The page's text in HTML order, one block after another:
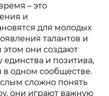
– это
и
для молодых
талантов и
этом они создают
и позитива,
одном сообществе.
сложно понять
они играют важную